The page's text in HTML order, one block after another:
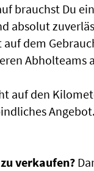
brauchst Du
absolut
dem
Abholteams
auf den
Angebot.
verkaufen?